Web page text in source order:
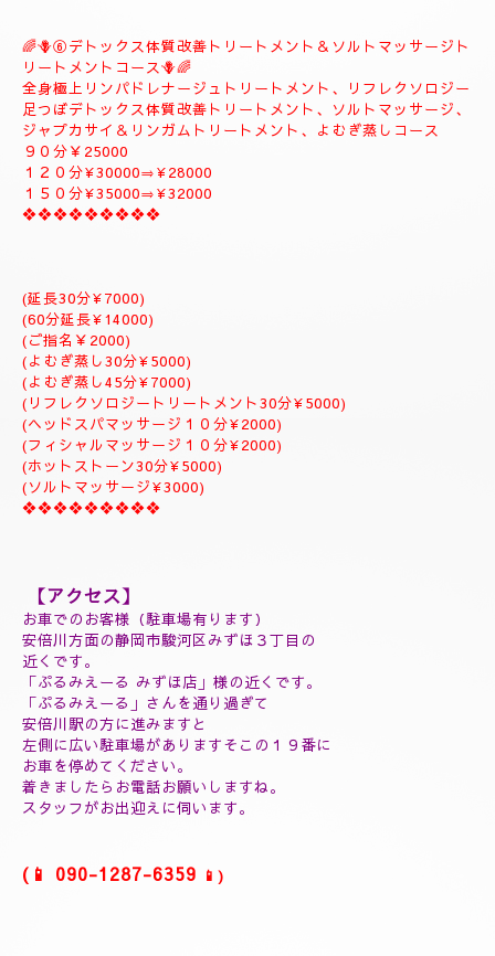
ント致します、体質改善足つぼリフレクソロジーデトックストリ
ートメント疲労回復トリートメントアロマトリートメント致しま
す。
９０分￥20000
１２０分¥25000⇒おすすめ致します。
１５０分¥28000⇒よむぎ蒸しサービス致します。
１８０分￥34000⇒ラグジュアリーにゆっくりトリートメント致
します。
是非おすすめ致します全て入って居るコースになりますのでおす
🌈🪻⑥デトックス体質改善トリートメント＆ソルトマッサージト
リートメントコース🪻🌈
全身極上リンパドレナージュトリートメント、リフレクソロジー
足つぼデトックス体質改善トリートメント、ソルトマッサージ、
ジャプカサイ＆リンガムトリートメント、よむぎ蒸しコース
９０分￥25000
１２０分¥30000⇒¥28000
１５０分¥35000⇒¥32000
❖❖❖❖❖❖❖❖❖
(延長30分¥7000)
(60分延長¥14000)
(ご指名￥2000)
(よむぎ蒸し30分¥5000)
(よむぎ蒸し45分¥7000)
(リフレクソロジートリートメント30分¥5000)
(ヘッドスパマッサージ１０分¥2000)
(フィシャルマッサージ１０分¥2000)
(ホットストーン30分¥5000)
(ソルトマッサージ¥3000)
❖❖❖❖❖❖❖❖❖